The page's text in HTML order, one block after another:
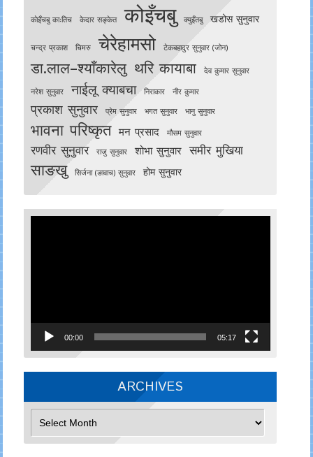
काेइँचबु काःतिच केदार सङ्केत कोइँचबु क्युइँतबु खडोस सुनुवार
चन्द्र प्रकाश चिमरु चेरेहामसो टेकबहादुर सुनुवार (जोन)
डा.लाल–श्याँकारेलु थरि कायाबा देव कुमार सुनुवार
नरेश सुनुवार नाईलू क्याबचा निराकार नीर कुमार
प्रकाश सुनुवार प्रेम सुनुवार भगत सुनुवार भानु सुनुवार
भावना परिष्कृत मन प्रसाद मौसम सुनुवार
रणवीर सुनुवार राजु सुनुवार शोभा सुनुवार समीर मुखिया
साङखु सिर्जना (ङावाच) सुनुवार होम सुनुवार
00:00 05:17
ARCHIVES